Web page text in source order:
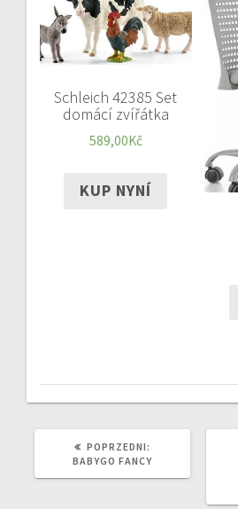
Schleich 42385 Set
domácí zvířátka
589,00Kč
KUP NYNÍ
POPRZEDNI:
WPIS:
BABYGO FANCY